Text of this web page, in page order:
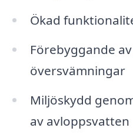
Ökad
Förebyggande
översvämningar
Miljöskydd
av avloppsvatten